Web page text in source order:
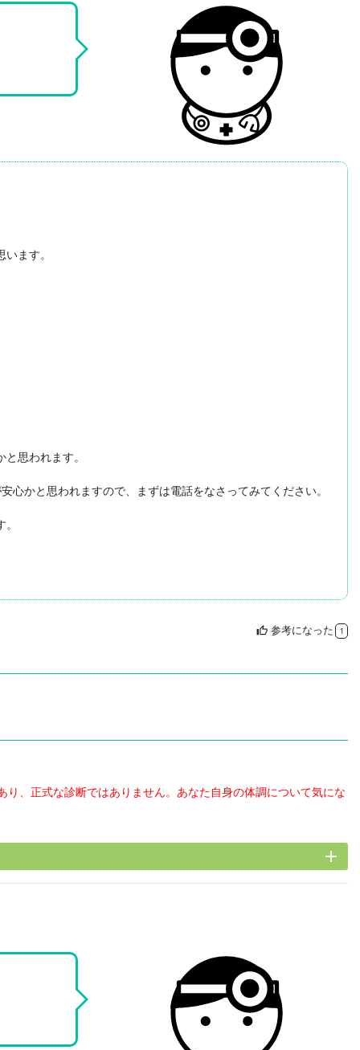
ます。
思われます。
かと思われますので、まずは電話をなさってみてください。
thumb_up 参考になった 1
、正式な診断ではありません。あなた自身の体調について気にな
add